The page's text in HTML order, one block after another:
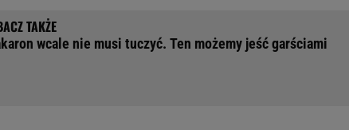
wcale nie musi tuczyć. Ten możemy jeść garściami